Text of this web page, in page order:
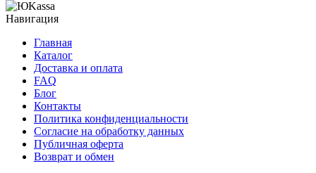
Навигация
Главная
Каталог
Доставка и оплата
FAQ
Блог
Контакты
Политика конфиденциальности
Согласие на обработку данных
Публичная оферта
Возврат и обмен